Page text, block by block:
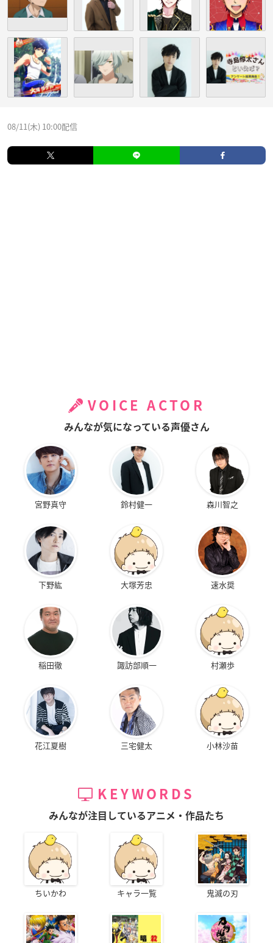
08/11(木) 10:00配信
VOICE ACTOR
みんなが気になっている声優さん
宮野真守 鈴村健一 森川智之
下野紘 大塚芳忠 速水奨
稲田徹 諏訪部順一 村瀬歩
花江夏樹 三宅健太 小林沙苗
KEYWORDS
みんなが注目しているアニメ・作品たち
ちいかわ キャラ一覧 鬼滅の刃